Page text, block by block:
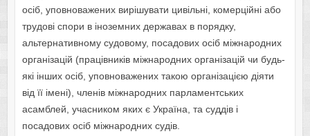
осіб, уповноважених вирішувати цивільні, комерційні або
трудові спори в іноземних державах в порядку,
альтернативному судовому, посадових осіб міжнародних
організацій (працівників міжнародних організацій чи будь-
які інших осіб, уповноважених такою організацією діяти
від її імені), членів міжнародних парламентських
асамблей, учасником яких є Україна, та суддів і
посадових осіб міжнародних судів.